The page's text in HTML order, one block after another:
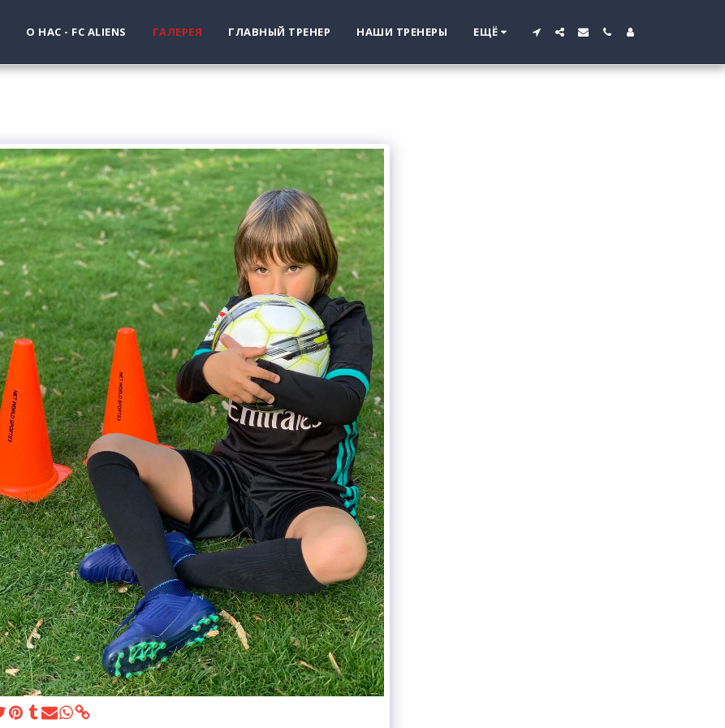
О НАС - FC ALIENS ГАЛЕРЕЯ ГЛАВНЫЙ ТРЕНЕР НАШИ ТРЕНЕРЫ ЕЩЁ